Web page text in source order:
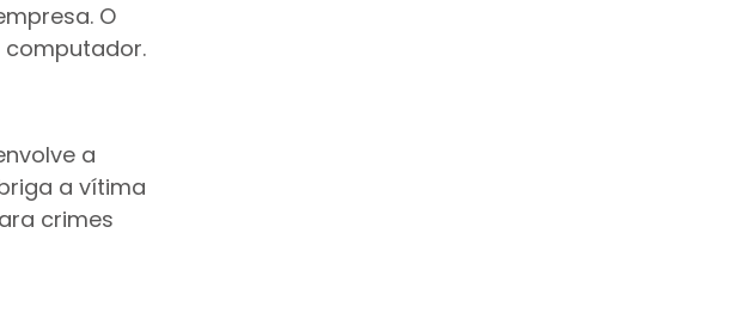
O
computador.
a
a vítima
crimes